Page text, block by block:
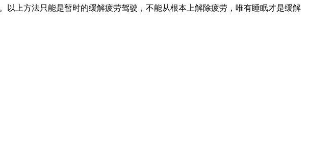
上方法只能是暂时的缓解疲劳驾驶，不能从根本上解除疲劳，唯有睡眠才是缓解